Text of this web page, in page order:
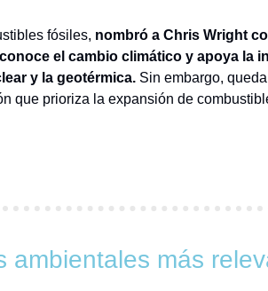
fósiles, nombró a Chris Wright
el cambio climático y apoya la
y la geotérmica. Sin embargo,
que prioriza la expansión de
ambientales más